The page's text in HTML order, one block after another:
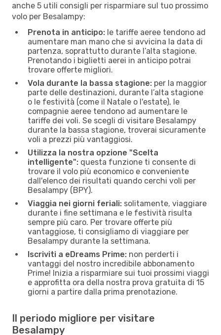
anche 5 utili consigli per risparmiare sul tuo prossimo
volo per Besalampy:
Prenota in anticipo: le tariffe aeree tendono ad
aumentare man mano che si avvicina la data di
partenza, soprattutto durante l’alta stagione.
Prenotando i biglietti aerei in anticipo potrai
trovare offerte migliori.
Vola durante la bassa stagione: per la maggior
parte delle destinazioni, durante l’alta stagione
o le festività (come il Natale o l'estate), le
compagnie aeree tendono ad aumentare le
tariffe dei voli. Se scegli di visitare Besalampy
durante la bassa stagione, troverai sicuramente
voli a prezzi più vantaggiosi.
Utilizza la nostra opzione "Scelta
intelligente": questa funzione ti consente di
trovare il volo più economico e conveniente
dall'elenco dei risultati quando cerchi voli per
Besalampy (BPY).
Viaggia nei giorni feriali: solitamente, viaggiare
durante i fine settimana e le festività risulta
sempre più caro. Per trovare offerte più
vantaggiose, ti consigliamo di viaggiare per
Besalampy durante la settimana.
Iscriviti a eDreams Prime: non perderti i
vantaggi del nostro incredibile abbonamento
Prime! Inizia a risparmiare sui tuoi prossimi viaggi
e approfitta ora della nostra prova gratuita di 15
giorni a partire dalla prima prenotazione.
Il periodo migliore per visitare
Besalampy